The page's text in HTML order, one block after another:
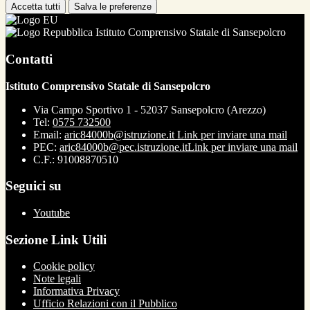
Accetta tutti Salva le preferenze
Istituto Comprensivo Statale di Sansepolcro
Contatti
Istituto Comprensivo Statale di Sansepolcro
Via Campo Sportivo 1 - 52037 Sansepolcro (Arezzo)
Tel: 0575 732500
Email: aric84000b@istruzione.it Link per inviare una mail
PEC: aric84000b@pec.istruzione.itLink per inviare una mail
C.F.: 91008870510
Seguici su
Youtube
Sezione Link Utili
Cookie policy
Note legali
Informativa Privacy
Ufficio Relazioni con il Pubblico